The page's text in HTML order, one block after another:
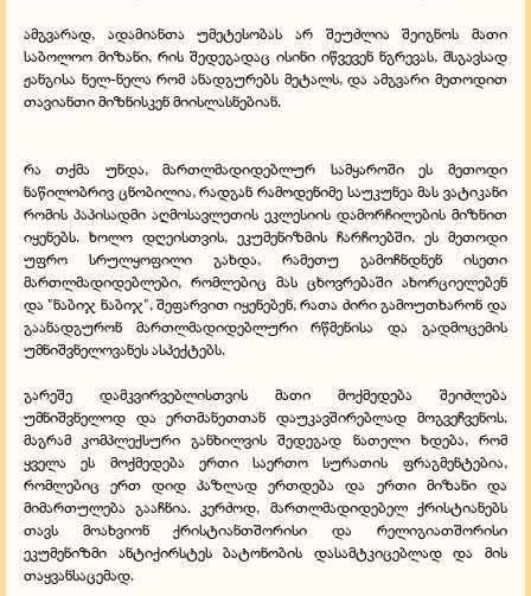
ამგვარად, ადამიანთა უმეტესობას არ შეუძლია შეიგნოს მათი
საბოლოო მიზანი, რის შედეგადაც ისინი იწვევენ ნგრევას, მსგავსად
ჟანგისა ნელ-ნელა რომ ანადგურებს მეტალს, და ამგვარი მეთოდით
თავიანთი მიზნისკენ მიისლასნებიან.
რა თქმა უნდა, მართლმადიდებლურ სამყაროში ეს მეთოდი
ნაწილობრივ ცნობილია, რადგან რამოდენიმე საუკუნეა მას ვატიკანი
რომის პაპისადმი აღმოსავლეთის ეკლესიის დამორჩილების მიზნით
იყენებს. ხოლო დღეისთვის, ეკუმენიზმის ჩარჩოებში, ეს მეთოდი
უფრო სრულყოფილი გახდა, რამეთუ გამოჩნდნენ ისეთი
მართლმადიდებლები, რომლებიც მას ცხოვრებაში ახორციელებენ
და "ნაბიჯ ნაბიჯ", შეფარვით იყენებენ, რათა ძირი გამოუთხარონ და
გაანადგურონ მართლმადიდებლური რწმენისა და გადმოცემის
უმნიშვნელოვანეს ასპექტებს.
გარეშე დამკვირვებლისთვის მათი მოქმედება შეიძლება
უმნიშვნელოდ და ერთმანეთთან დაუკავშირებლად მოგვეჩვენოს.
მაგრამ კომპლექსური განხილვის შედეგად ნათელი ხდება, რომ
ყველა ეს მოქმედება ერთი საერთო სურათის ფრაგმენტებია,
რომლებიც ერთ დიდ პაზლად ერთდება და ერთი მიზანი და
მიმართულება გააჩნია. კერძოდ, მართლმადიდებელ ქრისტიანებს
თავს მოახვიონ ქრისტიანთშორისი და რელიგიათშორისი
ეკუმენიზმი ანტიქირსტეს ბატონობის დასამტკიცებლად და მის
თაყვანსაცემად.